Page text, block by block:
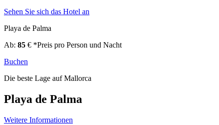
Sehen Sie sich das Hotel an
Playa de Palma
Ab: 85 € *Preis pro Person und Nacht
Buchen
Die beste Lage auf Mallorca
Playa de Palma
Weitere Informationen